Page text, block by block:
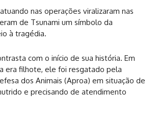
nas operações viralizaram nas
de Tsunami um símbolo da
à tragédia.
com o início de sua história. Em
era filhote, ele foi resgatado pela
dos Animais (Aproa) em situação de
e precisando de atendimento